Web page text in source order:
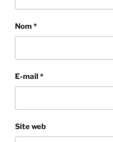
Nom*
E-mail*
Site web